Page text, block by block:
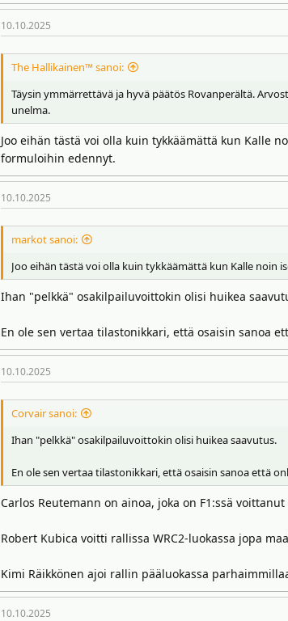
10.10.2025
The Hallikainen™ sanoi:
Täysin ymmärrettävä ja hyvä päätös Rovanperältä.
unelma.
Joo eihän tästä voi olla kuin tykkäämättä kun Kalle
formuloihin edennyt.
10.10.2025
markot sanoi:
Joo eihän tästä voi olla kuin tykkäämättä kun Kalle noin
Ihan "pelkkä" osakilpailuvoittokin olisi huikea
En ole sen vertaa tilastonikkari, että osaisin sanoa
10.10.2025
Corvair sanoi:
Ihan "pelkkä" osakilpailuvoittokin olisi huikea saavutus.
En ole sen vertaa tilastonikkari, että osaisin sanoa että
Carlos Reutemann on ainoa, joka on F1:ssä
Robert Kubica voitti rallissa WRC2-luokassa jopa
Kimi Räikkönen ajoi rallin pääluokassa
10.10.2025